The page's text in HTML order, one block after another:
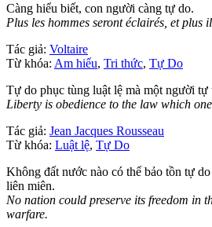
Càng hiểu biết, con người càng tự do.
Plus les hommes seront éclairés, et plus
Tác giả: Voltaire
Từ khóa: Am hiểu, Tri thức, Tự Do
Tự do phục tùng luật lệ mà một người tự
Liberty is obedience to the law which
Tác giả: Jean Jacques Rousseau
Từ khóa: Luật lệ, Tự Do
Không đất nước nào có thể bảo tồn tự
liên miên.
No nation could preserve its freedom in
warfare.